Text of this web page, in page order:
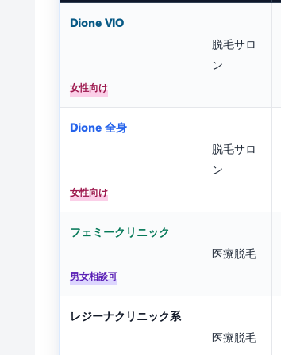
Dione VIO
女性向け
脱毛サロ
ン
Dione 全身
女性向け
脱毛サロ
ン
フェミークリニック
男女相談可
医療脱毛
レジーナクリニック系
医療脱毛